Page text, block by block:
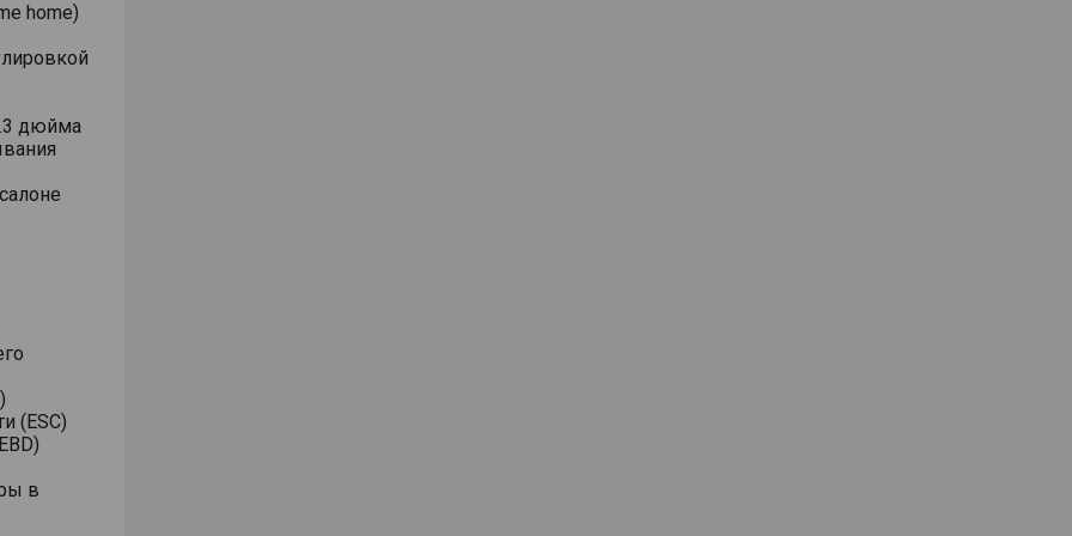
home)
дюйма
(ESC)
в